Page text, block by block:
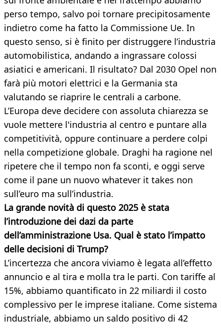
perso tempo, salvo poi tornare precipitosamente
indietro come ha fatto la Commissione Ue. In
questo senso, si è finito per distruggere l’industria
automobilistica, andando a ingrassare colossi
asiatici e americani. Il risultato? Dal 2030 Opel non
farà più motori elettrici e la Germania sta
valutando se riaprire le centrali a carbone.
L’Europa deve decidere con assoluta chiarezza se
vuole mettere l'industria al centro e puntare alla
competitività, oppure continuare a perdere colpi
nella competizione globale. Draghi ha ragione nel
ripetere che il tempo non fa sconti, e oggi serve
come il pane un nuovo whatever it takes non
sull’euro ma sull’industria.
La grande novità di questo 2025 è stata
l’introduzione dei dazi da parte
dell’amministrazione Usa. Qual è stato l’impatto
delle decisioni di Trump?
L’incertezza che ancora viviamo è legata all’effetto
annuncio e al tira e molla tra le parti. Con tariffe al
15%, abbiamo quantificato in 22 miliardi il costo
complessivo per le imprese italiane. Come sistema
industriale, abbiamo un saldo positivo di 42